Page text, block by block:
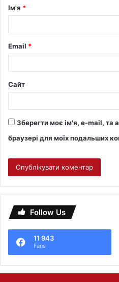
Ім'я *
Email *
Сайт
Зберегти моє ім'я, e-mail, та
браузері для моїх подальших
Follow Us
11 943
Fans